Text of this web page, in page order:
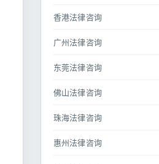
香港法律咨询
广州法律咨询
东莞法律咨询
佛山法律咨询
珠海法律咨询
惠州法律咨询